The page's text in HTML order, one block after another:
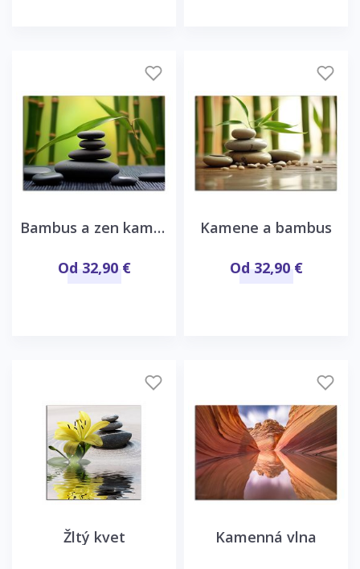
Bambus a zen kamene
Od 32,90 €
Kamene a bambus
Od 32,90 €
Žltý kvet Kamenná vlna